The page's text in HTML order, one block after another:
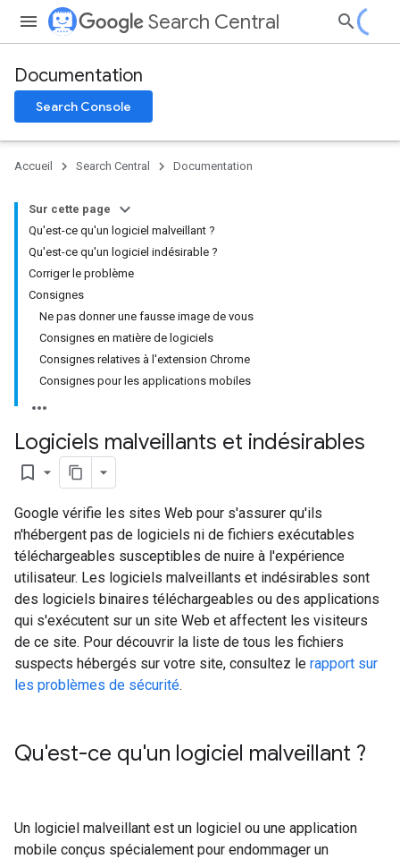
Search Central
Documentation
Search Console
Accueil Search Central Documentation
Sur cette page
Qu'est-ce qu'un logiciel malveillant ?
Qu'est-ce qu'un logiciel indésirable ?
Corriger le problème
Consignes
Ne pas donner une fausse image de vous
Consignes en matière de logiciels
Consignes relatives à l'extension Chrome
Consignes pour les applications mobiles
Logiciels malveillants et indésirables
bookmark_border
Google vérifie les sites Web pour s'assurer qu'ils
n'hébergent pas de logiciels ni de fichiers exécutables
téléchargeables susceptibles de nuire à l'expérience
utilisateur. Les logiciels malveillants et indésirables sont
des logiciels binaires téléchargeables ou des applications
qui s'exécutent sur un site Web et affectent les visiteurs
de ce site. Pour découvrir la liste de tous les fichiers
suspects hébergés sur votre site, consultez le rapport sur
les problèmes de sécurité.
Qu'est-ce qu'un logiciel malveillant ?
Un logiciel malveillant est un logiciel ou une application
mobile conçus spécialement pour endommager un